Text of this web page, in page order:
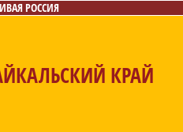
РОССИЯ
КРАЙ